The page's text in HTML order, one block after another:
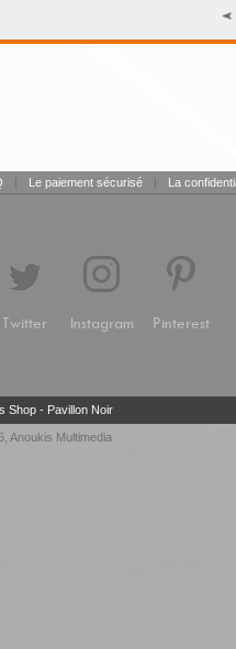
| Le paiement sécurisé | La
Twitter Instagram Pinterest
Shop- Pavillon Noir
Anoukis Multimedia